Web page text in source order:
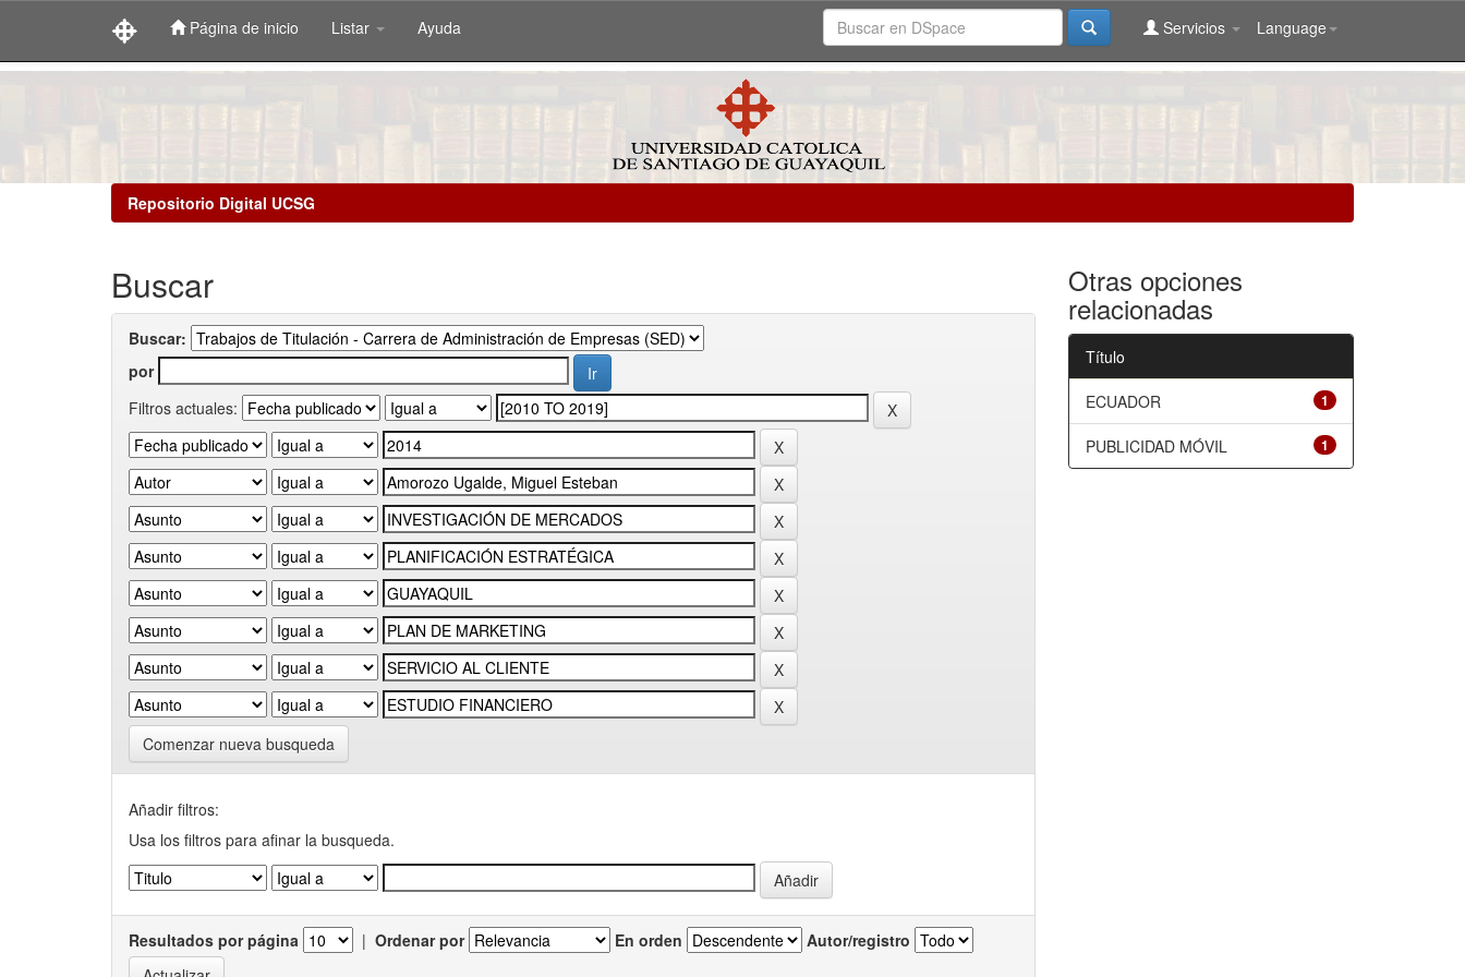
Página de inicio Listar Ayuda Language
Servicios
Repositorio Digital UCSG
Buscar
Buscar:
por
Filtros actuales:
Comenzar nueva busqueda
Añadir filtros:
Usa los filtros para afinar la busqueda.
Resultados por página | Ordenar por En orden Autor/registro
Otras opciones
relacionadas
Título
1
ECUADOR
1
PUBLICIDAD MÓVIL